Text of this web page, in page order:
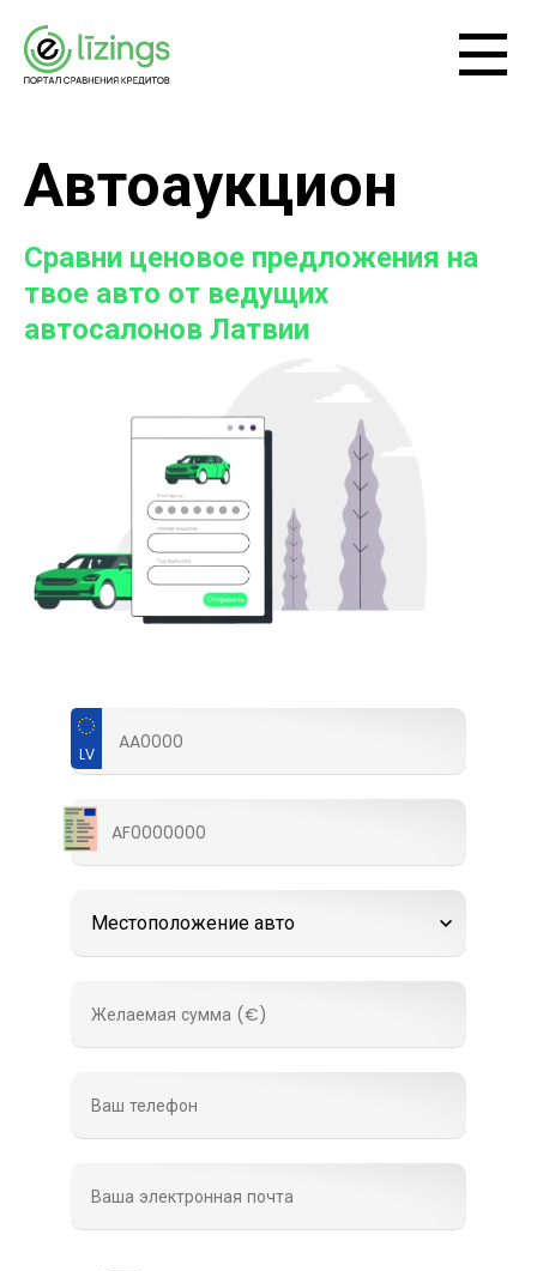
Автоаукцион
Сравни ценовое предложения на
твое авто от ведущих
автосалонов Латвии